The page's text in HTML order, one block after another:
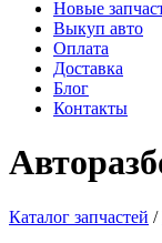
Новые
Выкуп авто
Оплата
Доставка
Блог
Контакты
Каталог запчастей /